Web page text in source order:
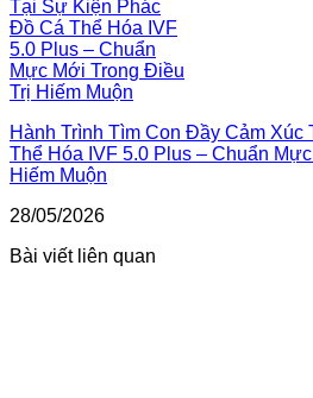
Hành Trình Tìm Con Đầy Cảm
Thể Hóa IVF 5.0 Plus – Chuẩn
Hiếm Muộn
28/05/2026
Bài viết liên quan